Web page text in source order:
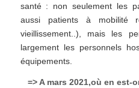
santé : non seulement les
aussi patients à mobilité
vieillissement..), mais les
largement les personnels
équipements.
=> A mars 2021,où en